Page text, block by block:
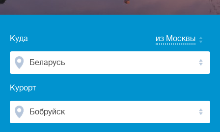
Куда из Москвы
Беларусь
Курорт
Бобруйск